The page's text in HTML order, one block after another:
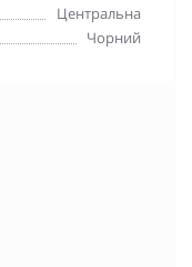
Центральна
Чорний